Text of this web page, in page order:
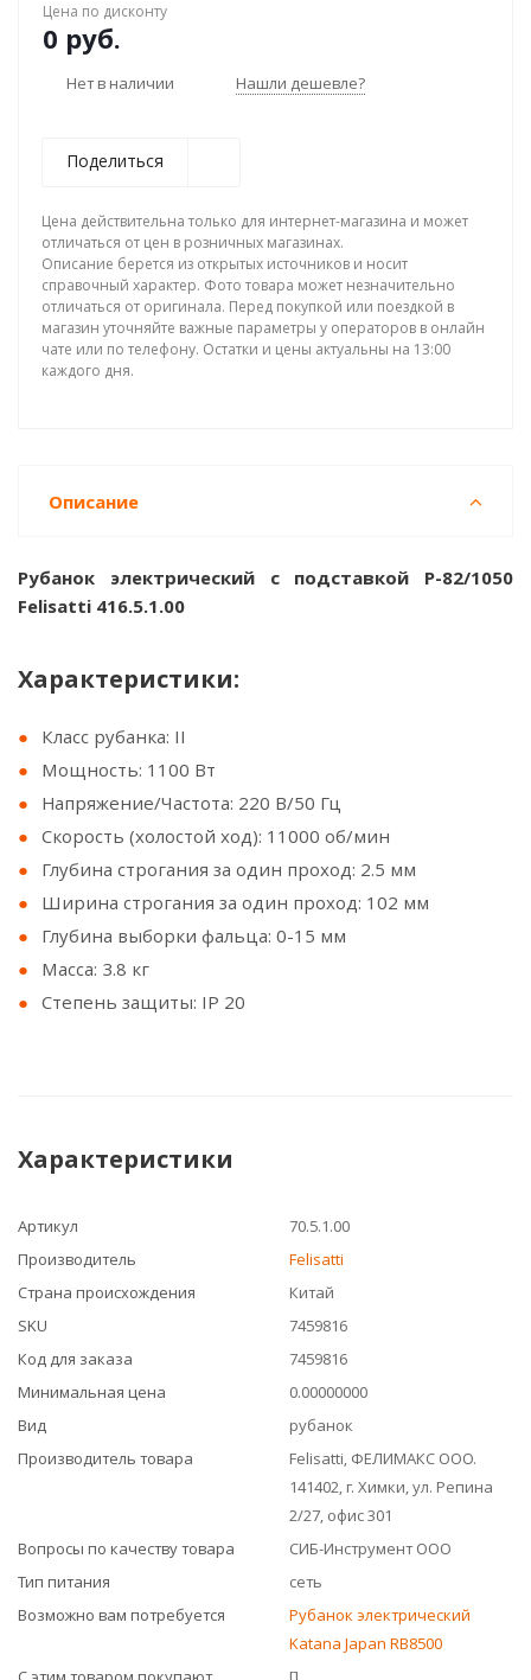
Цена по дисконту
0 руб.
Нет в наличии Нашли дешевле?
Поделиться
Цена действительна только для интернет-магазина и может
отличаться от цен в розничных магазинах.
Описание берется из открытых источников и носит
справочный характер. Фото товара может незначительно
отличаться от оригинала. Перед покупкой или поездкой в
магазин уточняйте важные параметры у операторов в онлайн
чате или по телефону. Остатки и цены актуальны на 13:00
каждого дня.
Описание
Рубанок электрический с подставкой Р-82/1050
Felisatti 416.5.1.00
Характеристики:
Класс рубанка: II
Мощность: 1100 Вт
Напряжение/Частота: 220 В/50 Гц
Скорость (холостой ход): 11000 об/мин
Глубина строгания за один проход: 2.5 мм
Ширина строгания за один проход: 102 мм
Глубина выборки фальца: 0-15 мм
Масса: 3.8 кг
Степень защиты: IP 20
Характеристики
Артикул
70.5.1.00
Производитель
Felisatti
Страна происхождения
Китай
SKU
7459816
Код для заказа
7459816
Минимальная цена
0.00000000
Вид
рубанок
Производитель товара
Felisatti, ФЕЛИМАКС ООО.
141402, г. Химки, ул. Репина
2/27, офис 301
Вопросы по качеству товара
СИБ-Инструмент ООО
Тип питания
сеть
Возможно вам потребуется
Рубанок электрический
Katana Japan RB8500